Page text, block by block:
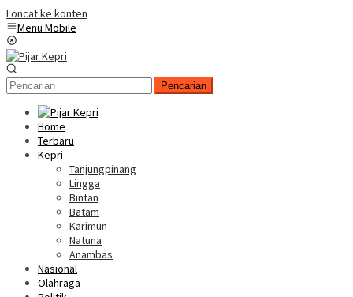
Loncat ke konten
Menu Mobile
Pencarian
Home
Terbaru
Kepri
Tanjungpinang
Lingga
Bintan
Batam
Karimun
Natuna
Anambas
Nasional
Olahraga